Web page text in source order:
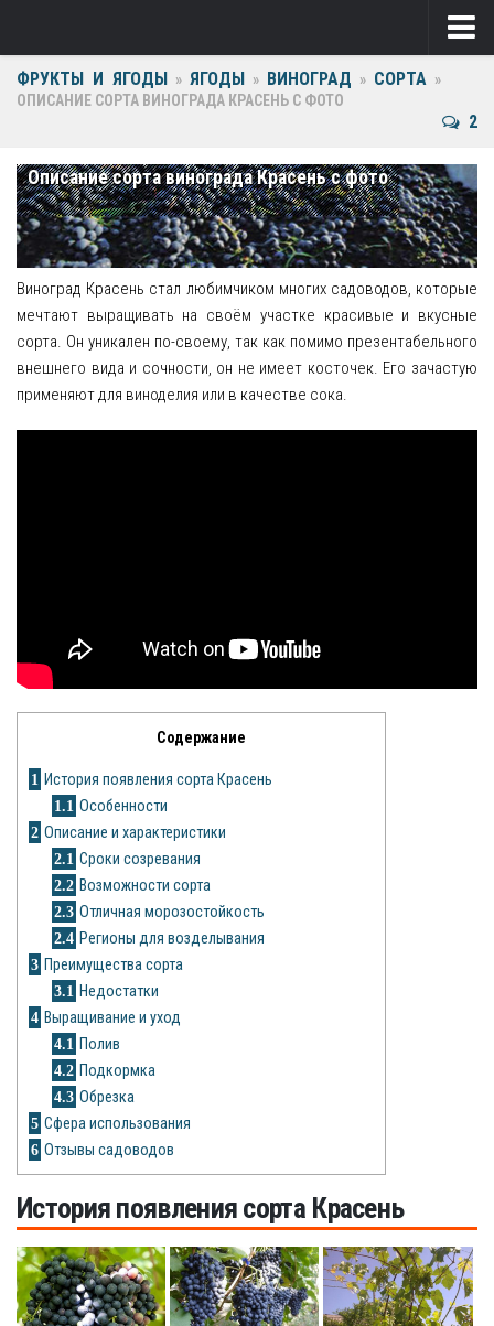
Ягоды
Клубника
Крыжовник
Малина
Фрукты
Ежевика
Драцена
Замиокулькас
Рецепты
О сайте
ФРУКТЫ И ЯГОДЫ » ЯГОДЫ » ВИНОГРАД » СОРТА »
ОПИСАНИЕ СОРТА ВИНОГРАДА КРАСЕНЬ С ФОТО
2
Описание сорта винограда Красень с фото
Виноград Красень стал любимчиком многих садоводов, которые
мечтают выращивать на своём участке красивые и вкусные
сорта. Он уникален по-своему, так как помимо презентабельного
внешнего вида и сочности, он не имеет косточек. Его зачастую
применяют для виноделия или в качестве сока.
Содержание
1 История появления сорта Красень
1.1 Особенности
2 Описание и характеристики
2.1 Сроки созревания
2.2 Возможности сорта
2.3 Отличная морозостойкость
2.4 Регионы для возделывания
3 Преимущества сорта
3.1 Недостатки
4 Выращивание и уход
4.1 Полив
4.2 Подкормка
4.3 Обрезка
5 Сфера использования
6 Отзывы садоводов
История появления сорта Красень